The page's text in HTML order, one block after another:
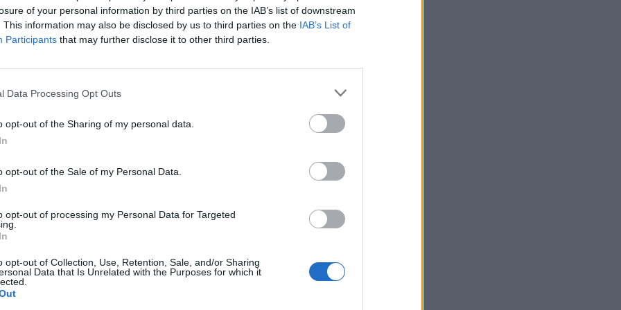
of your personal information by third parties on the IAB’s list of downstream
This information may also be disclosed by us to third parties on the IAB’s List of
Participants that may further disclose it to other third parties.
Data Processing Opt Outs
opt-out of the Sharing of my personal data.
opt-out of the Sale of my Personal Data.
opt-out of processing my Personal Data for Targeted
opt-out of Collection, Use, Retention, Sale, and/or Sharing
Data that Is Unrelated with the Purposes for which it
Day 2026Október 21-én jön a Portfolio Investment Day 2026, ahol a piac vezető
a választ a befektetőket leginkább foglalkoztató kérdésekre. Meddig tarthat az AI-
érdemes portfóliót építeni egy gyorsan változó...
portfolio.hu hírarchívumához tartozik, melynek olvasása előfizetéses
tartalmazza:
cikkarchívum
elmúlt 2 év napon belüli
Előfizetés